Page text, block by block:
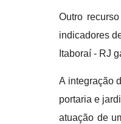
Outro
indicadores
Itaboraí - RJ
A integração
portaria e
atuação de